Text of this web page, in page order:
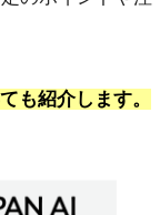
も紹介します。